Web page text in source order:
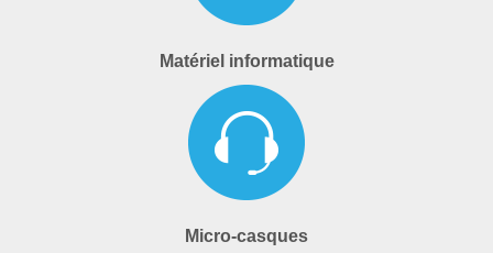
Matériel informatique
Micro-casques